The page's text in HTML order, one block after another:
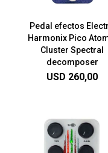
Pedal efectos
Harmonix Pico
Cluster Spectral
decomposer
USD 260,00